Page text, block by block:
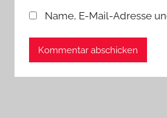
Name, E-Mail-Adresse